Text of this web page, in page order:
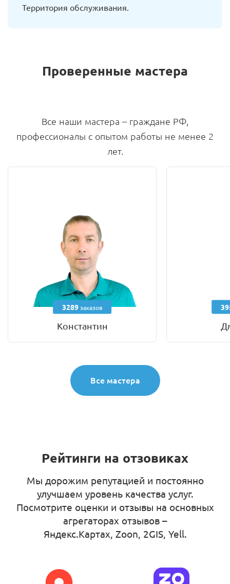
Территория обслуживания.
Проверенные мастера
Все наши мастера – граждане РФ,
профессионалы с опытом работы не менее 2
лет.
3289заказов
Константин
Все мастера
Рейтинги на отзовиках
Мы дорожим репутацией и постоянно
улучшаем уровень качества услуг.
Посмотрите оценки и отзывы на основных
агрегаторах отзывов –
Яндекс.Картах, Zoon, 2GIS, Yell.